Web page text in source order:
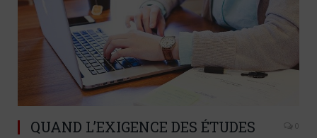
QUAND L’EXIGENCE DES ÉTUDES
0